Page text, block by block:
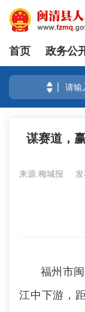
首页 政务公
谋赛道，
来源:梅城报 发
福州市
江中下游，